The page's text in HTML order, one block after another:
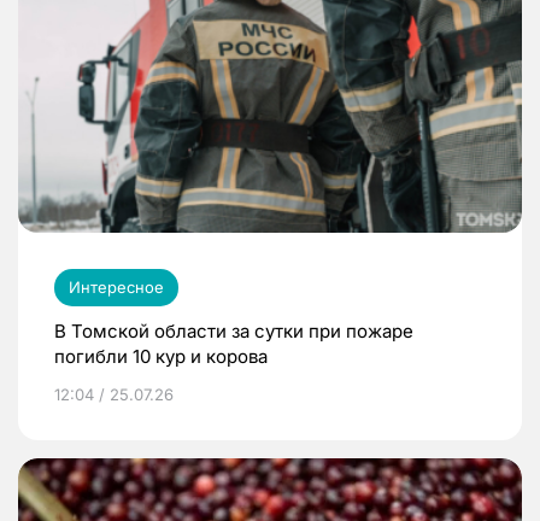
Интересное
В Томской области за сутки при пожаре
погибли 10 кур и корова
12:04 / 25.07.26